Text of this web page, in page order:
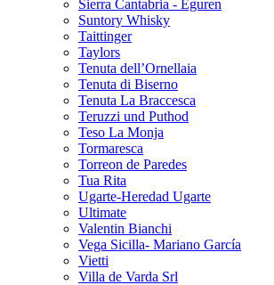
Sierra Cantabria - Eguren
Suntory Whisky
Taittinger
Taylors
Tenuta dell’Ornellaia
Tenuta di Biserno
Tenuta La Braccesca
Teruzzi und Puthod
Teso La Monja
Tormaresca
Torreon de Paredes
Tua Rita
Ugarte-Heredad Ugarte
Ultimate
Valentin Bianchi
Vega Sicilla- Mariano García
Vietti
Villa de Varda Srl